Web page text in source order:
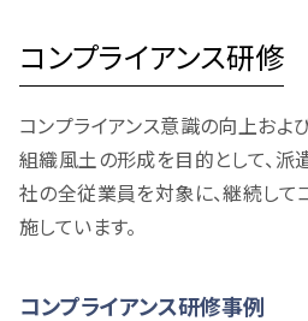
コンプライアンス研修
コンプライアンス意識の向上およ
組織風土の形成を目的として、
社の全従業員を対象に、継続して
施しています。
コンプライアンス研修事例